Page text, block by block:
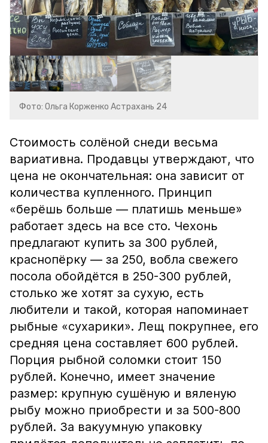
Фото: Ольга Корженко Астрахань 24
Стоимость солёной снеди весьма
вариативна. Продавцы утверждают, что
цена не окончательная: она зависит от
количества купленного. Принцип
«берёшь больше — платишь меньше»
работает здесь на все сто. Чехонь
предлагают купить за 300 рублей,
краснопёрку — за 250, вобла свежего
посола обойдётся в 250-300 рублей,
столько же хотят за сухую, есть
любители и такой, которая напоминает
рыбные «сухарики». Лещ покрупнее, его
средняя цена составляет 600 рублей.
Порция рыбной соломки стоит 150
рублей. Конечно, имеет значение
размер: крупную сушёную и вяленую
рыбу можно приобрести и за 500-800
рублей. За вакуумную упаковку